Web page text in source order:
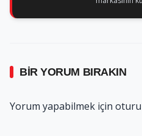
BIR YORUM BIRAKIN
Yorum yapabilmek için